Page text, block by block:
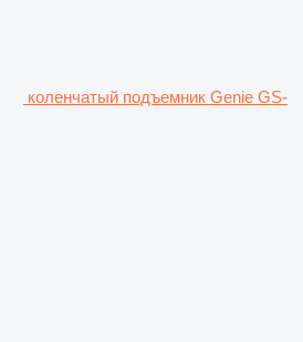
коленчатый подъемник Genie GS-